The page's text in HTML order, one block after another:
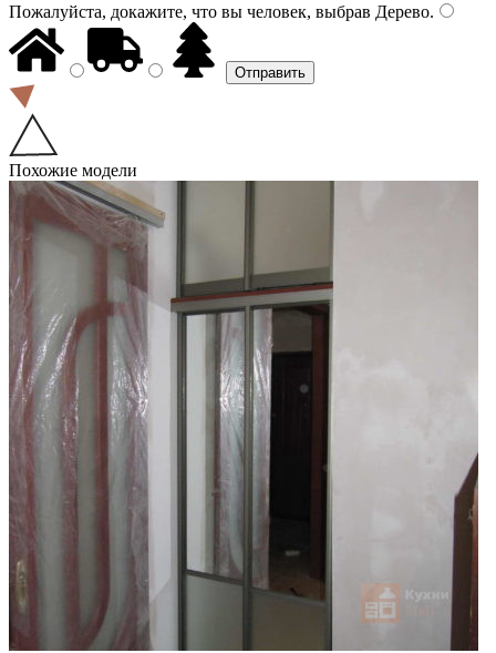
Пожалуйста, докажите, что вы человек, выбрав Дерево.
Похожие модели